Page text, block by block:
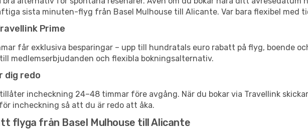
sista minuten-flyg från Basel Mulhouse till Alicante. Var bara flexibel med
Prime
får exklusiva besparingar – upp till hundratals euro rabatt på flyg, boende
medlemserbjudanden och flexibla bokningsalternativ.
dig redo
incheckning 24–48 timmar före avgång. När du bokar via Travellink
incheckning så att du är redo att åka.
flyga från Basel Mulhouse till Alicante